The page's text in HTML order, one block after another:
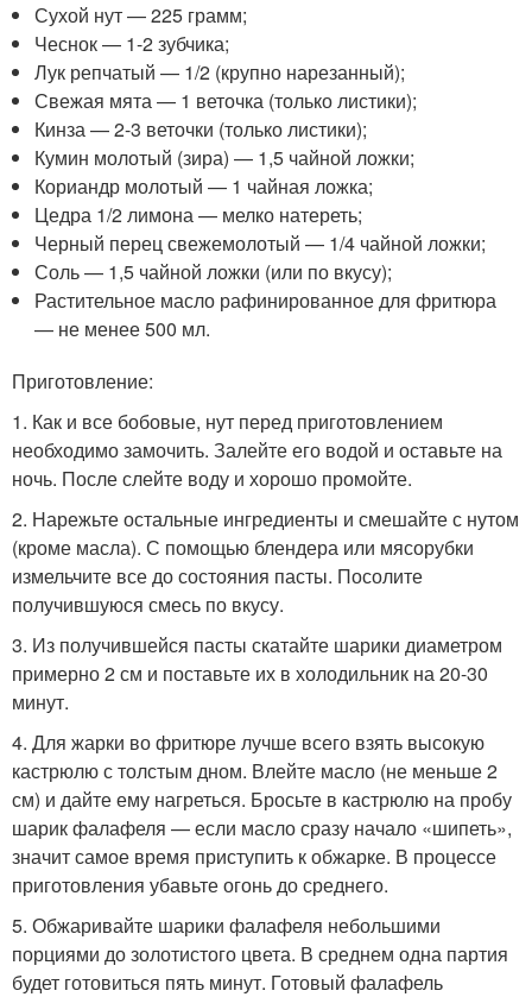
Сухой нут — 225 грамм;
Чеснок — 1-2 зубчика;
Лук репчатый — 1/2 (крупно нарезанный);
Свежая мята — 1 веточка (только листики);
Кинза — 2-3 веточки (только листики);
Кумин молотый (зира) — 1,5 чайной ложки;
Кориандр молотый — 1 чайная ложка;
Цедра 1/2 лимона — мелко натереть;
Черный перец свежемолотый — 1/4 чайной ложки;
Соль — 1,5 чайной ложки (или по вкусу);
Растительное масло рафинированное для фритюра
— не менее 500 мл.
Приготовление:
1. Как и все бобовые, нут перед приготовлением
необходимо замочить. Залейте его водой и оставьте на
ночь. После слейте воду и хорошо промойте.
2. Нарежьте остальные ингредиенты и смешайте с нутом
(кроме масла). С помощью блендера или мясорубки
измельчите все до состояния пасты. Посолите
получившуюся смесь по вкусу.
3. Из получившейся пасты скатайте шарики диаметром
примерно 2 см и поставьте их в холодильник на 20-30
минут.
4. Для жарки во фритюре лучше всего взять высокую
кастрюлю с толстым дном. Влейте масло (не меньше 2
см) и дайте ему нагреться. Бросьте в кастрюлю на пробу
шарик фалафеля — если масло сразу начало «шипеть»,
значит самое время приступить к обжарке. В процессе
приготовления убавьте огонь до среднего.
5. Обжаривайте шарики фалафеля небольшими
порциями до золотистого цвета. В среднем одна партия
будет готовиться пять минут. Готовый фалафель